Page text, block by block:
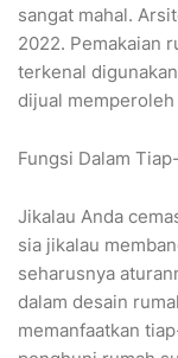
sangat mahal.
2022. Pemakaian
terkenal
dijual
Fungsi Dalam
Jikalau Anda
sia jikalau
seharusnya
dalam desain
memanfaatkan